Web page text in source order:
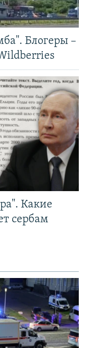
Блогеры –
Какие
сербам